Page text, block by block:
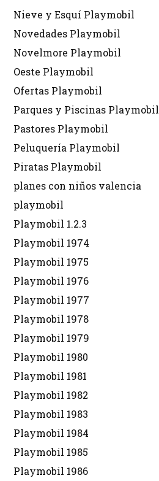
Nieve y Esquí Playmobil
Novedades Playmobil
Novelmore Playmobil
Oeste Playmobil
Ofertas Playmobil
Parques y Piscinas Playmobil
Pastores Playmobil
Peluquería Playmobil
Piratas Playmobil
planes con niños valencia
playmobil
Playmobil 1.2.3
Playmobil 1974
Playmobil 1975
Playmobil 1976
Playmobil 1977
Playmobil 1978
Playmobil 1979
Playmobil 1980
Playmobil 1981
Playmobil 1982
Playmobil 1983
Playmobil 1984
Playmobil 1985
Playmobil 1986